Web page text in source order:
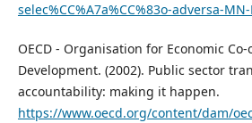
selec%CC%A7a%CC%83o-adversa-
OECD - Organisation for Economic
Development. (2002). Public sector
accountability: making it happen.
https://www.oecd.org/content/dam/